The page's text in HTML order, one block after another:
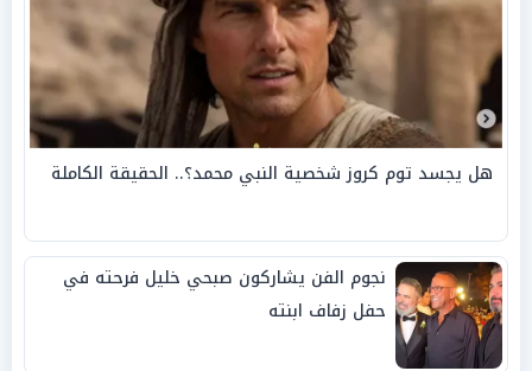
هل يجسد توم كروز شخصية النبي محمد؟.. الحقيقة الكاملة
نجوم الفن يشاركون صبحي خليل فرحته في
حفل زفاف ابنته